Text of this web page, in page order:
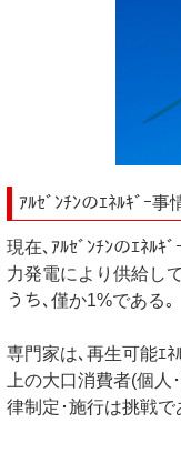
ｱﾙｾﾞﾝﾁﾝのｴﾈﾙｷﾞｰ事
現在､ｱﾙｾﾞﾝﾁﾝのｴﾈﾙｷ
力発電により供給し
うち､僅か1%である｡
専門家は､再生可能ｴ
上の大口消費者(個
律制定･施行は挑戦で